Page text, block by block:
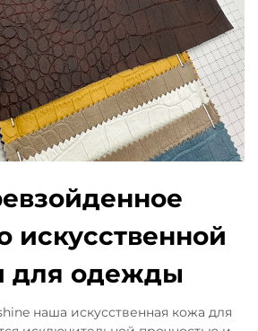
искусственной
для одежды
наша искусственная кожа для